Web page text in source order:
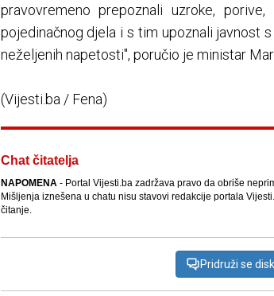
pravovremeno prepoznali uzroke,
pojedinačnog djela i s tim upoznali javnost
neželjenih napetosti'', poručio je ministar
(Vijesti.ba / Fena)
Chat čitatelja
NAPOMENA- Portal Vijesti.ba zadržava pravo da obriše
Mišljenja iznešena u chatu nisu stavovi redakcije portala
čitanje.
Pridruži se